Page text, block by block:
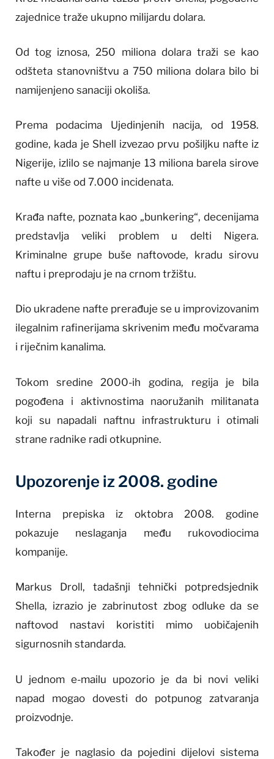
zajednice traže ukupno milijardu dolara.
Od tog iznosa, 250 miliona dolara traži se kao
odšteta stanovništvu a 750 miliona dolara bilo bi
namijenjeno sanaciji okoliša.
Prema podacima Ujedinjenih nacija, od 1958.
godine, kada je Shell izvezao prvu pošiljku nafte iz
Nigerije, izlilo se najmanje 13 miliona barela sirove
nafte u više od 7.000 incidenata.
Krađa nafte, poznata kao „bunkering“, decenijama
predstavlja veliki problem u delti Nigera.
Kriminalne grupe buše naftovode, kradu sirovu
naftu i preprodaju je na crnom tržištu.
Dio ukradene nafte prerađuje se u improvizovanim
ilegalnim rafinerijama skrivenim među močvarama
i riječnim kanalima.
Tokom sredine 2000-ih godina, regija je bila
pogođena i aktivnostima naoružanih militanata
koji su napadali naftnu infrastrukturu i otimali
strane radnike radi otkupnine.
Upozorenje iz 2008. godine
Interna prepiska iz oktobra 2008. godine
pokazuje neslaganja među rukovodiocima
kompanije.
Markus Droll, tadašnji tehnički potpredsjednik
Shella, izrazio je zabrinutost zbog odluke da se
naftovod nastavi koristiti mimo uobičajenih
sigurnosnih standarda.
U jednom e-mailu upozorio je da bi novi veliki
napad mogao dovesti do potpunog zatvaranja
proizvodnje.
Također je naglasio da pojedini dijelovi sistema